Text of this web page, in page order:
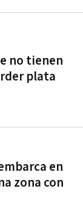
no tienen
plata
en
zona con